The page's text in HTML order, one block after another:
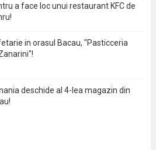
a face loc unui restaurant KFC de
in orasul Bacau, "Pasticceria
deschide al 4-lea magazin din